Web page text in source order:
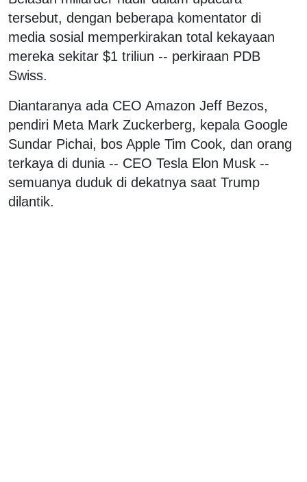
tersebut, dengan beberapa komentator di
media sosial memperkirakan total kekayaan
mereka sekitar $1 triliun -- perkiraan PDB
Swiss.
Diantaranya ada CEO Amazon Jeff Bezos,
pendiri Meta Mark Zuckerberg, kepala Google
Sundar Pichai, bos Apple Tim Cook, dan orang
terkaya di dunia -- CEO Tesla Elon Musk --
semuanya duduk di dekatnya saat Trump
dilantik.